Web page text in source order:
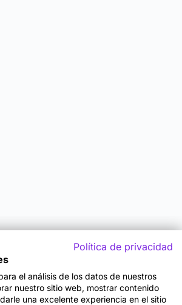
Política de privacidad
el análisis de los datos de nuestros
nuestro sitio web, mostrar contenido
una excelente experiencia en el sitio